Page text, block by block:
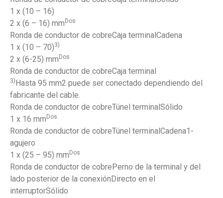
1 x (10 – 16)
2 x (6 – 16) mmDos
Ronda de conductor de cobreCaja terminalCadena
1 x (10 – 70)3)
2 x (6-25) mmDos
Ronda de conductor de cobreCaja terminal
3)Hasta 95 mm2 puede ser conectado dependiendo del
fabricante del cable.
Ronda de conductor de cobreTúnel terminalSólido
1 x 16 mmDos
Ronda de conductor de cobreTúnel terminalCadena1-
agujero
1 x (25 – 95) mmDos
Ronda de conductor de cobrePerno de la terminal y del
lado posterior de la conexiónDirecto en el
interruptorSólido